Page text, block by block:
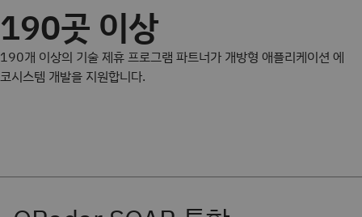
190곳 이상
190개 이상의 기술 제휴 프로그램 파트너가 개방형 애플리케이션 에
코시스템 개발을 지원합니다.